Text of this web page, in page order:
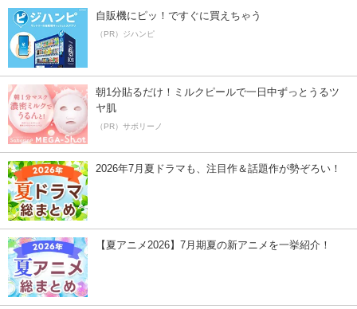
自販機にピッ！ですぐに買えちゃう
（PR）ジハンピ
朝1分貼るだけ！ミルクピールで一日中ずっとうるツ
ヤ肌
（PR）サボリーノ
2026年7月夏ドラマも、注目作＆話題作が勢ぞろい！
【夏アニメ2026】7月期夏の新アニメを一挙紹介！